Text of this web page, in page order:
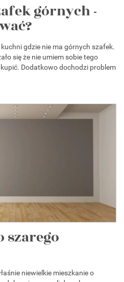
górnych -
gdzie nie ma górnych szafek.
się że nie umiem sobie tego
Dodatkowo dochodzi problem
szarego
niewielkie mieszkanie o